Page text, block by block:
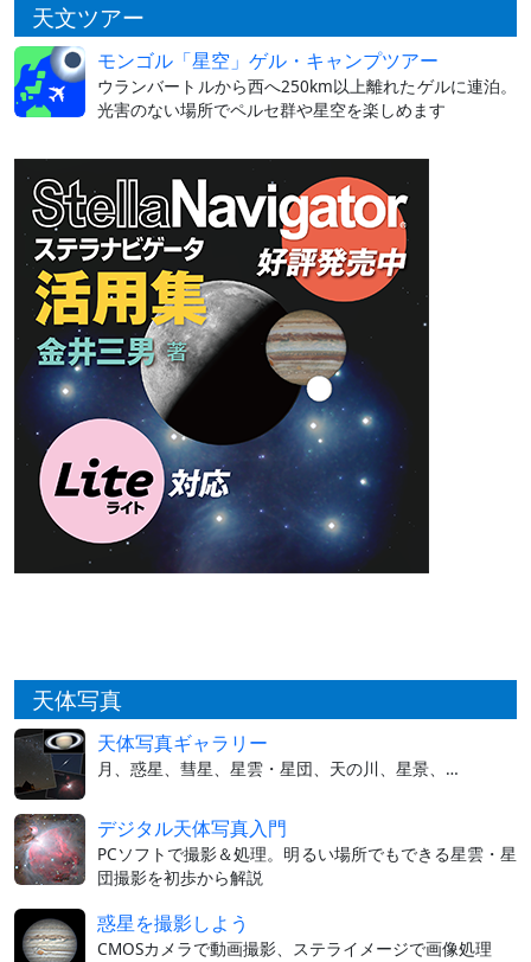
天文ツアー
モンゴル「星空」ゲル・キャンプツアー
ウランバートルから西へ250km以上離れたゲルに連泊。
光害のない場所でペルセ群や星空を楽しめます
天体写真
天体写真ギャラリー
月、惑星、彗星、星雲・星団、天の川、星景、…
デジタル天体写真入門
PCソフトで撮影＆処理。明るい場所でもできる星雲・星
団撮影を初歩から解説
惑星を撮影しよう
CMOSカメラで動画撮影、ステライメージで画像処理